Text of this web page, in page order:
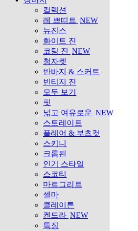
컬렉션
레 쁘띠트 NEW
뉴진스
화이트 진
코팅 진 NEW
청자켓
반바지 & 스커트
빈티지 진
모두 보기
핏
넓고 여유로운 NEW
스트레이트
플레어 & 부츠컷
스키니
크롭된
인기 스타일
스코티
마르그리트
셀마
클레이튼
켄드라 NEW
특징